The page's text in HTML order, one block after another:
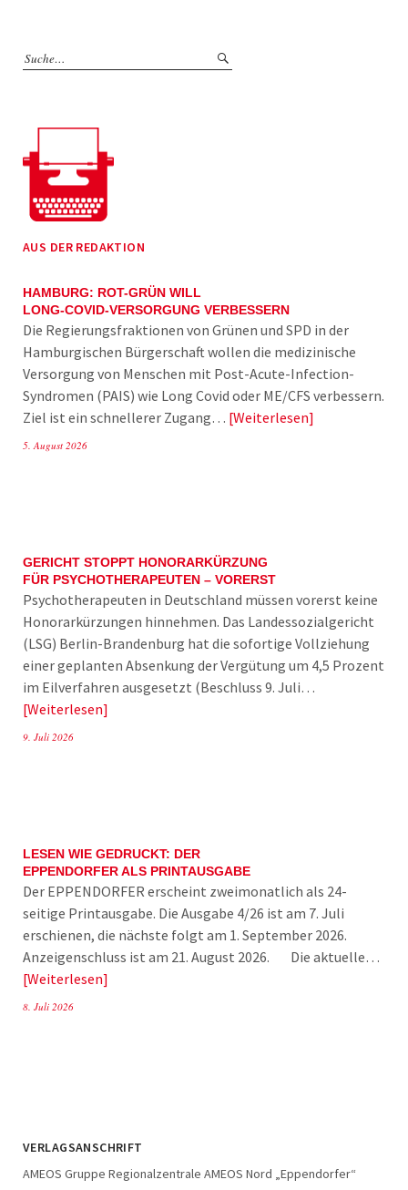
AUS DER REDAKTION
HAMBURG: ROT-GRÜN WILL
LONG-COVID-VERSORGUNG VERBESSERN
Die Regierungsfraktionen von Grünen und SPD in der
Hamburgischen Bürgerschaft wollen die medizinische
Versorgung von Menschen mit Post-Acute-Infection-
Syndromen (PAIS) wie Long Covid oder ME/CFS verbessern.
Ziel ist ein schnellerer Zugang… Weiterlesen
5. August 2026
GERICHT STOPPT HONORARKÜRZUNG
FÜR PSYCHOTHERAPEUTEN – VORERST
Psychotherapeuten in Deutschland müssen vorerst keine
Honorarkürzungen hinnehmen. Das Landessozialgericht
(LSG) Berlin-Brandenburg hat die sofortige Vollziehung
einer geplanten Absenkung der Vergütung um 4,5 Prozent
im Eilverfahren ausgesetzt (Beschluss 9. Juli…
Weiterlesen
9. Juli 2026
LESEN WIE GEDRUCKT: DER
EPPENDORFER ALS PRINTAUSGABE
Der EPPENDORFER erscheint zweimonatlich als 24-
seitige Printausgabe. Die Ausgabe 4/26 ist am 7. Juli
erschienen, die nächste folgt am 1. September 2026.
Anzeigenschluss ist am 21. August 2026. Die aktuelle…
Weiterlesen
8. Juli 2026
VERLAGSANSCHRIFT
AMEOS Gruppe Regionalzentrale AMEOS Nord „Eppendorfer“